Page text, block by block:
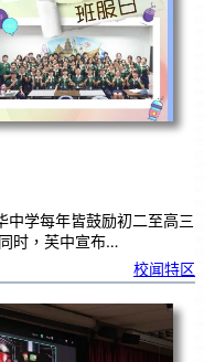
中学每年皆鼓励初二至高三
时，芙中宣布…
校闻特区